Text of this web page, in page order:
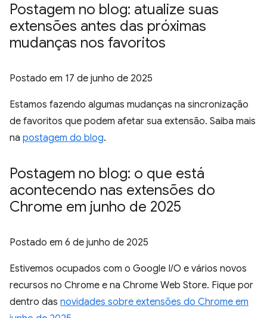
Postagem no blog: atualize suas
extensões antes das próximas
mudanças nos favoritos
Postado em 17 de junho de 2025
Estamos fazendo algumas mudanças na sincronização
de favoritos que podem afetar sua extensão. Saiba mais
na postagem do blog.
Postagem no blog: o que está
acontecendo nas extensões do
Chrome em junho de 2025
Postado em 6 de junho de 2025
Estivemos ocupados com o Google I/O e vários novos
recursos no Chrome e na Chrome Web Store. Fique por
dentro das novidades sobre extensões do Chrome em